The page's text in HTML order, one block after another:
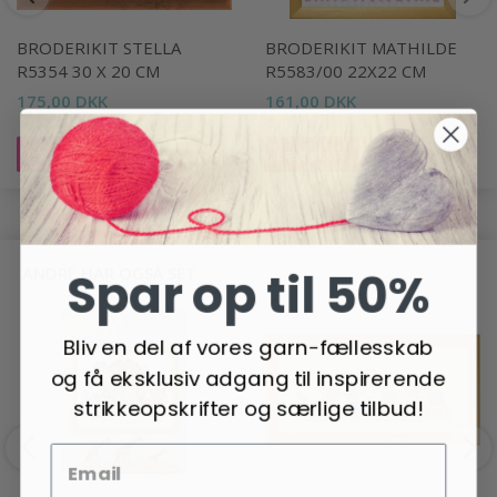
BRODERIKIT STELLA
R5354 30 X 20 CM
175,00 DKK
Læg i kurv
BRODERIKIT MATHILDE
R5583/00 22X22 CM
161,00 DKK
ANDRE HAR OGSÅ SET
Spar op til 50%
Bliv en del af vores garn-fællesskab
og få eksklusiv adgang til inspirerende
strikkeopskrifter og særlige tilbud!